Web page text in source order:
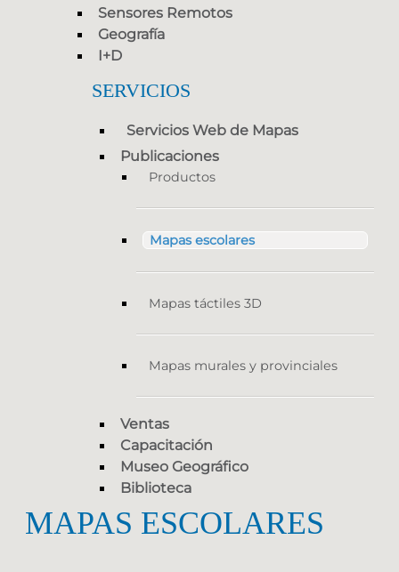
Sensores Remotos
Geografía
I+D
SERVICIOS
Servicios Web de Mapas
Publicaciones
Productos
Mapas escolares
Mapas táctiles 3D
Mapas murales y provinciales
Ventas
Capacitación
Museo Geográfico
Biblioteca
MAPAS ESCOLARES